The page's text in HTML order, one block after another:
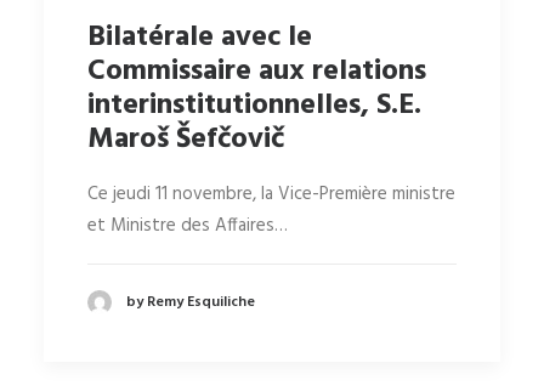
Bilatérale avec le
Commissaire aux relations
interinstitutionnelles, S.E.
Maroš Šefčovič
Ce jeudi 11 novembre, la Vice-Première ministre
et Ministre des Affaires…
by Remy Esquiliche